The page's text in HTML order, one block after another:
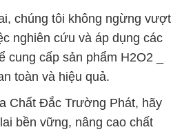
chúng tôi không ngừng vượt
nghiên cứu và áp dụng các
cung cấp sản phẩm H2O2 _
toàn và hiệu quả.
Chất Đắc Trường Phát, hãy
bền vững, nâng cao chất